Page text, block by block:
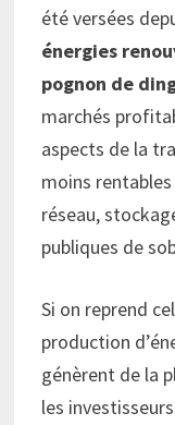
été versées
énergies
pognon de
marchés
aspects de la
moins
réseau,
publiques de
Si on reprend
production
génèrent de la
les